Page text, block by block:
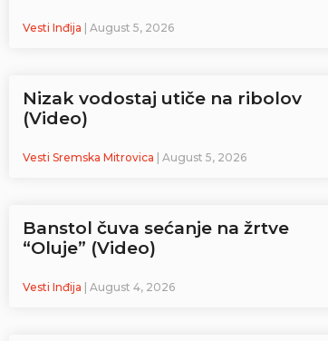
Vesti Inđija | August 5, 2026
Nizak vodostaj utiče na ribolov
(Video)
Vesti Sremska Mitrovica | August 5, 2026
Banstol čuva sećanje na žrtve
“Oluje” (Video)
Vesti Inđija | August 4, 2026